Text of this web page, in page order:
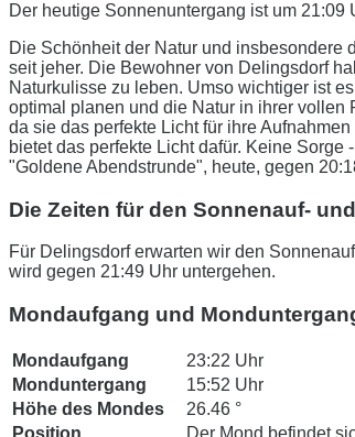
Der heutige Sonnenuntergang ist um 21:09
Die Schönheit der Natur und insbesondere
seit jeher. Die Bewohner von Delingsdorf
Naturkulisse zu leben. Umso wichtiger ist
optimal planen und die Natur in ihrer vollen
da sie das perfekte Licht für ihre
bietet das perfekte Licht dafür. Keine
"Goldene Abendstrunde", heute, gegen
Die Zeiten für den Sonnenauf-
Für Delingsdorf erwarten wir den
wird gegen 21:49 Uhr untergehen.
Mondaufgang und
Mondaufgang
23:22 Uhr
Monduntergang
15:52 Uhr
Höhe des Mondes
26.46 °
Position
Der Mond befindet